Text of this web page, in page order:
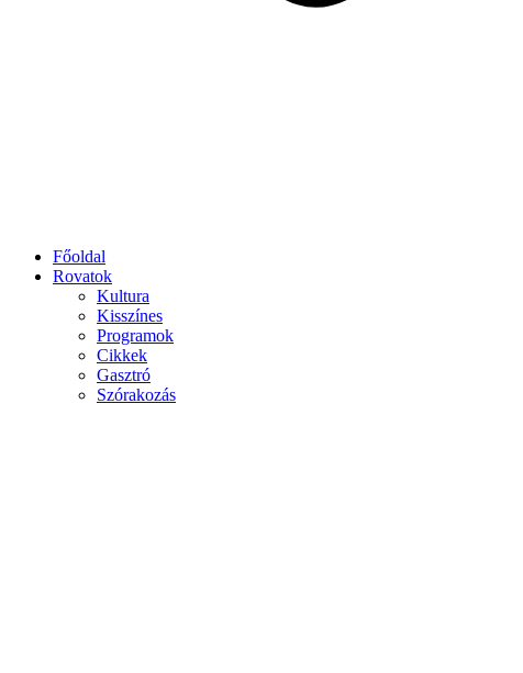
Főoldal
Rovatok
Kultura
Kisszínes
Programok
Cikkek
Gasztró
Szórakozás